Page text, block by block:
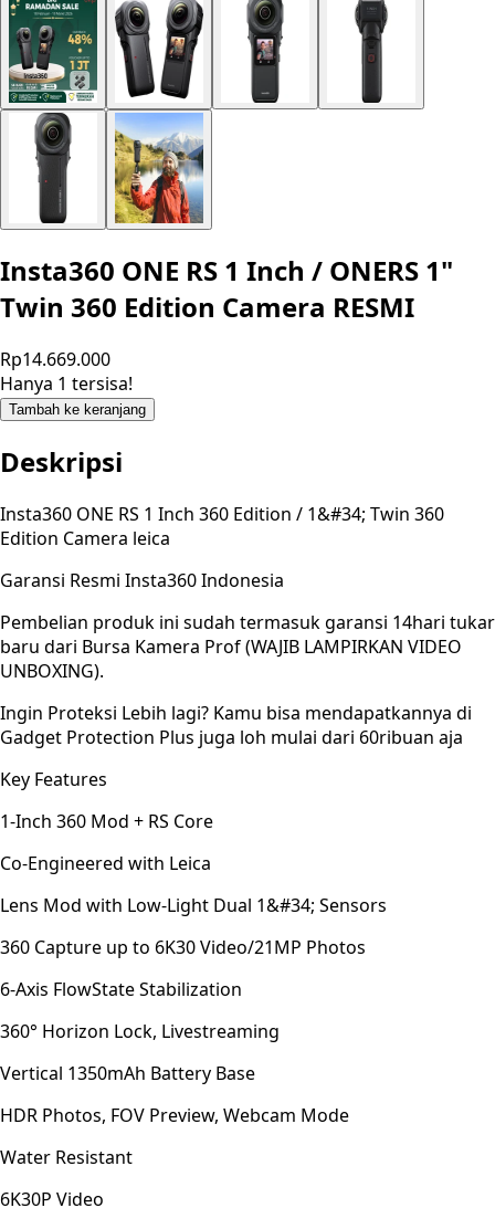
Insta360 ONE RS 1 Inch / ONERS 1"
Twin 360 Edition Camera RESMI
Rp14.669.000
Hanya 1 tersisa!
Tambah ke keranjang
Deskripsi
Insta360 ONE RS 1 Inch 360 Edition / 1&#34; Twin 360
Edition Camera leica
Garansi Resmi Insta360 Indonesia
Pembelian produk ini sudah termasuk garansi 14hari tukar
baru dari Bursa Kamera Prof (WAJIB LAMPIRKAN VIDEO
UNBOXING).
Ingin Proteksi Lebih lagi? Kamu bisa mendapatkannya di
Gadget Protection Plus juga loh mulai dari 60ribuan aja
Key Features
1-Inch 360 Mod + RS Core
Co-Engineered with Leica
Lens Mod with Low-Light Dual 1&#34; Sensors
360 Capture up to 6K30 Video/21MP Photos
6-Axis FlowState Stabilization
360° Horizon Lock, Livestreaming
Vertical 1350mAh Battery Base
HDR Photos, FOV Preview, Webcam Mode
Water Resistant
6K30P Video